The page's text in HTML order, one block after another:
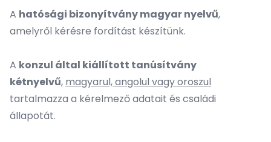
A hatósági bizonyítvány magyar nyelvű,
amelyről kérésre fordítást készítünk.
A konzul által kiállított tanúsítvány
kétnyelvű, magyarul, angolul vagy oroszul
tartalmazza a kérelmező adatait és családi
állapotát.